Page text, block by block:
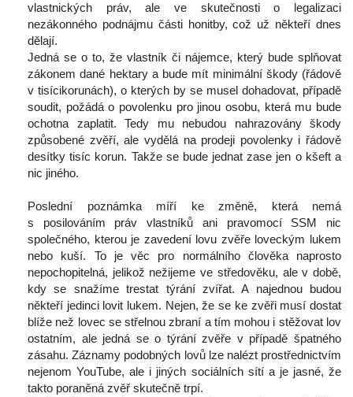
vlastnických práv, ale ve skutečnosti o legalizaci
nezákonného podnájmu části honitby, což už někteří dnes
dělají.
Jedná se o to, že vlastník či nájemce, který bude splňovat
zákonem dané hektary a bude mít minimální škody (řádově
v tisícikorunách), o kterých by se musel dohadovat, případě
oudit, požádá o povolenku pro jinou osobu, která mu bude
ochotna zaplatit. Tedy mu nebudou nahrazovány škody
způsobené zvěří, ale vydělá na prodeji povolenky i řádově
desítky tisíc korun. Takže se bude jednat zase jen o kšeft a
nic jiného.
Poslední poznámka míří ke změně, která nemá
posilováním práv vlastníků ani pravomocí SSM nic
polečného, kterou je zavedení lovu zvěře loveckým lukem
nebo kuší. To je věc pro normálního člověka naprosto
nepochopitelná, jelikož nežijeme ve středověku, ale v době,
kdy se snažíme trestat týrání zvířat. A najednou budou
někteří jedinci lovit lukem. Nejen, že se ke zvěři musí dostat
blíže než lovec se střelnou zbraní a tím mohou i stěžovat lov
ostatním, ale jedná se o týrání zvěře v případě špatného
zásahu. Záznamy podobných lovů lze nalézt prostřednictvím
nejenom YouTube, ale i jiných sociálních sítí a je jasné, že
takto poraněná zvěř skutečně trpí.